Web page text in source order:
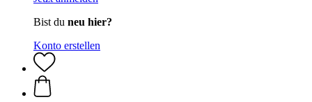
Bist du neu hier?
Konto erstellen